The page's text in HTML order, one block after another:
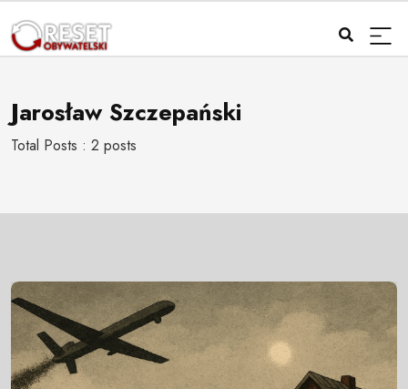
Jarosław Szczepański
Total Posts : 2 posts